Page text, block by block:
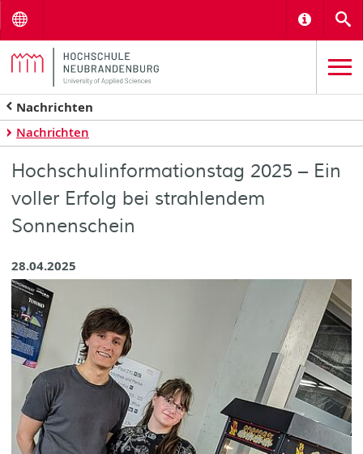
Nachrichten
Nachrichten
Hochschulinformationstag 2025 – Ein
voller Erfolg bei strahlendem
Sonnenschein
28.04.2025